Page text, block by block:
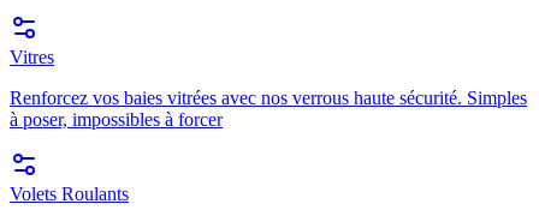
Vitres
Renforcez vos baies vitrées avec nos verrous haute sécurité. Simples
à poser, impossibles à forcer
Volets Roulants